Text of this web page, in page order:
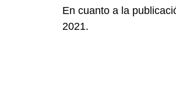
En cuanto a la
2021.